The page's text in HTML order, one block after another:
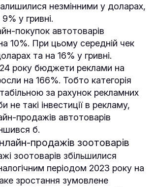
незмінними у доларах,
у гривні.
покупок автотоварів
10%. При цьому середній чек
та на 16% у гривні.
року бюджети реклами на
на 166%. Тобто категорія
за рахунок рекламних
не такі інвестиції в рекламу,
продажів автотоварів
б.
продажів зоотоварів
зоотоварів збільшилися
періодом 2023 року на
зростання зумовлене